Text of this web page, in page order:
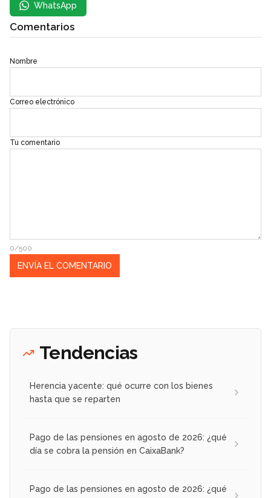
WhatsApp
Comentarios
Nombre
Correo electrónico
Tu comentario
0/500
Tendencias
Herencia yacente: qué ocurre con los bienes
hasta que se reparten
Pago de las pensiones en agosto de 2026: ¿qué
día se cobra la pensión en CaixaBank?
Pago de las pensiones en agosto de 2026: ¿qué